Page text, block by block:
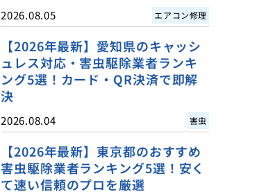
2026.08.05 エアコン修理
【2026年最新】愛知県のキャッシ
ュレス対応・害虫駆除業者ランキ
ング5選！カード・QR決済で即解
決
2026.08.04 害虫
【2026年最新】東京都のおすすめ
害虫駆除業者ランキング5選！安く
て速い信頼のプロを厳選